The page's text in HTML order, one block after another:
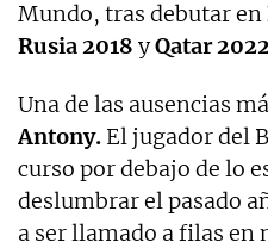
Mundo, tras debutar en
Rusia 2018 yQatar
Una de las ausencias
Antony. El jugador del
curso por debajo de lo
deslumbrar el pasado
a ser llamado a filas